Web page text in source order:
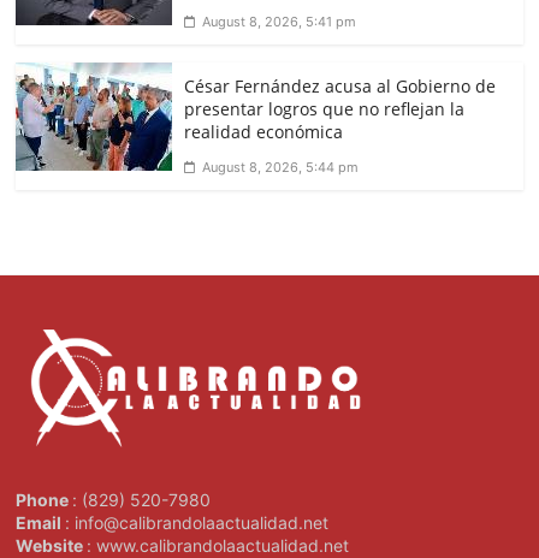
August 8, 2026, 5:41 pm
César Fernández acusa al Gobierno de
presentar logros que no reflejan la
realidad económica
August 8, 2026, 5:44 pm
Phone : (829) 520-7980
Email : info@calibrandolaactualidad.net
Website : www.calibrandolaactualidad.net